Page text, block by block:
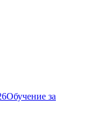
Обучение за